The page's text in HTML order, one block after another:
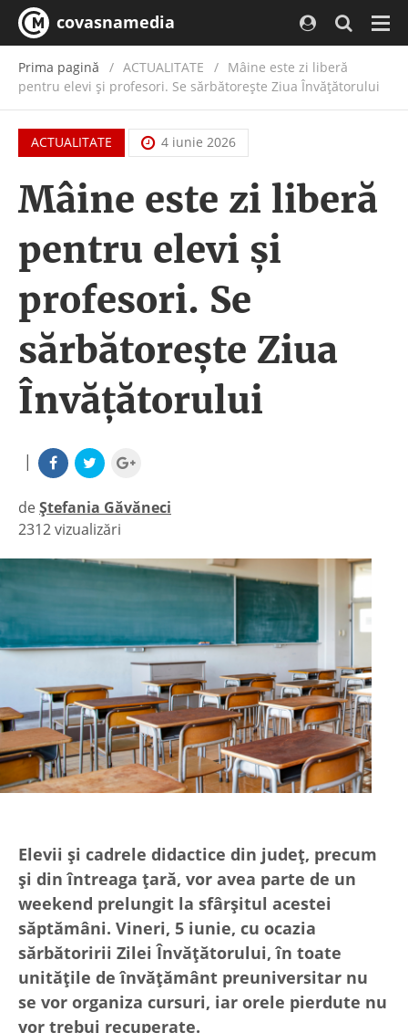
covasnamedia
Prima pagină ACTUALITATE / Mâine este zi liberă
pentru elevi și profesori. Se sărbătorește Ziua Învățătorului
ACTUALITATE 4 iunie 2026
Mâine este zi liberă
pentru elevi și
profesori. Se
sărbătorește Ziua
Învățătorului
|
deȘtefania Găvăneci
|
2312 vizualizări
Elevii și cadrele didactice din județ, precum
și din întreaga țară, vor avea parte de un
weekend prelungit la sfârșitul acestei
săptămâni. Vineri, 5 iunie, cu ocazia
sărbătoririi Zilei Învățătorului, în toate
unitățile de învățământ preuniversitar nu
se vor organiza cursuri, iar orele pierdute nu
vor trebui recuperate.